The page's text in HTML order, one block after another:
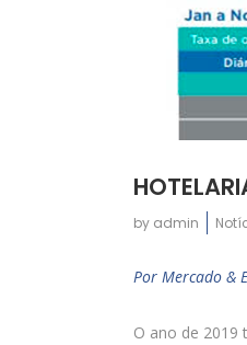
by admin
Por Mercado &
O ano de 2019